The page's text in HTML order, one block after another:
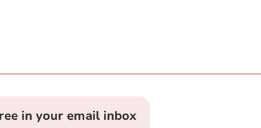
in your email inbox